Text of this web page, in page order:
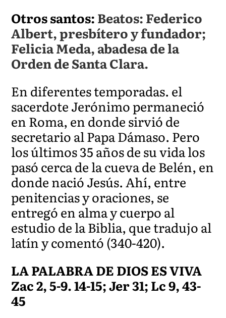
Otros santos:Beatos: Federico
Albert, presbítero y fundador;
Felicia Meda, abadesa de la
Orden de Santa Clara.
En diferentes temporadas. el
sacerdote Jerónimo permaneció
en Roma, en donde sirvió de
secretario al Papa Dámaso. Pero
los últimos 35 años de su vida los
pasó cerca de la cueva de Belén, en
donde nació Jesús. Ahí, entre
penitencias y oraciones, se
entregó en alma y cuerpo al
estudio de la Biblia, que tradujo al
latín y comentó (340-420).
LA PALABRA DE DIOS ES VIVA
Zac 2, 5-9. 14-15; Jer 31; Lc 9, 43-
45